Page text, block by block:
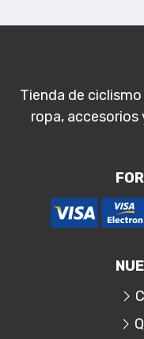
Tienda de
ropa,